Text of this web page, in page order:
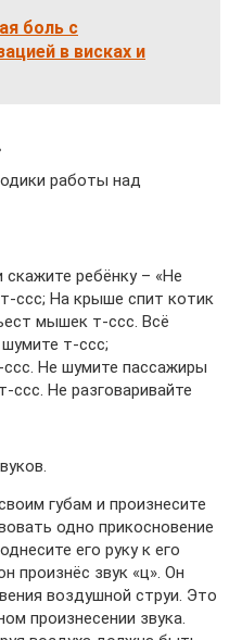
боль с
в висках и
работы над
скажите ребёнку – «Не
ссс; На крыше спит котик
мышек т-ссс. Всё
т-ссс;
Не шумите пассажиры
ссс. Не разговаривайте
губам и произнесите
одно прикосновение
его руку к его
произнёс звук «ц». Он
воздушной струи. Это
произнесении звука.